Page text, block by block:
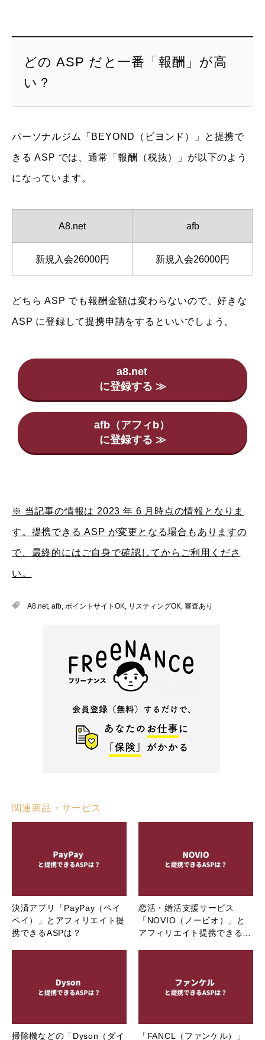
どの ASP だと一番「報酬」が高
い？
パーソナルジム「BEYOND（ビヨンド）」と提携で
きる ASP では、通常「報酬（税抜）」が以下のよう
になっています。
A8.net afb
新規入会26000円 新規入会26000円
どちら ASP でも報酬金額は変わらないので、好きな
ASP に登録して提携申請をするといいでしょう。
a8.net
afb（アフィb）
※ 当記事の情報は 2023 年 6 月時点の情報となりま
す。提携できる ASP が変更となる場合もありますの
で、最終的にはご自身で確認してからご利用くださ
い。
A8.net, afb, ポイントサイトOK, リスティングOK, 審査あり
関連商品・サービス
決済アプリ「PayPay（ペイ
ペイ）」とアフィリエイト提
携できるASPは？
恋活・婚活支援サービス
「NOVIO（ノービオ）」と
アフィリエイト提携できる…
掃除機などの「Dyson（ダイ
「FANCL（ファンケル）」